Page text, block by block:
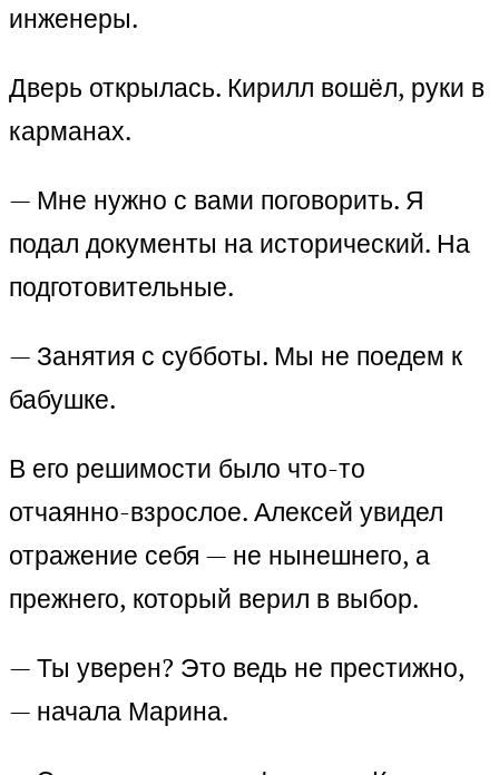
инженеры.
Дверь открылась. Кирилл вошёл, руки в
карманах.
— Мне нужно с вами поговорить. Я
подал документы на исторический. На
подготовительные.
— Занятия с субботы. Мы не поедем к
бабушке.
В его решимости было что-то
отчаянно-взрослое. Алексей увидел
отражение себя — не нынешнего, а
прежнего, который верил в выбор.
— Ты уверен? Это ведь не престижно,
— начала Марина.